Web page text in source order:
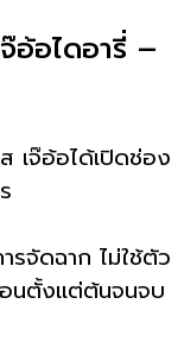
อ้อไดอารี่ –
เจ๊อ้อได้เปิดช่อง
รจัดฉาก ไม่ใช้ตัว
นตั้งแต่ต้นจนจบ